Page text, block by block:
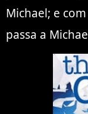
Michael; e
passa a